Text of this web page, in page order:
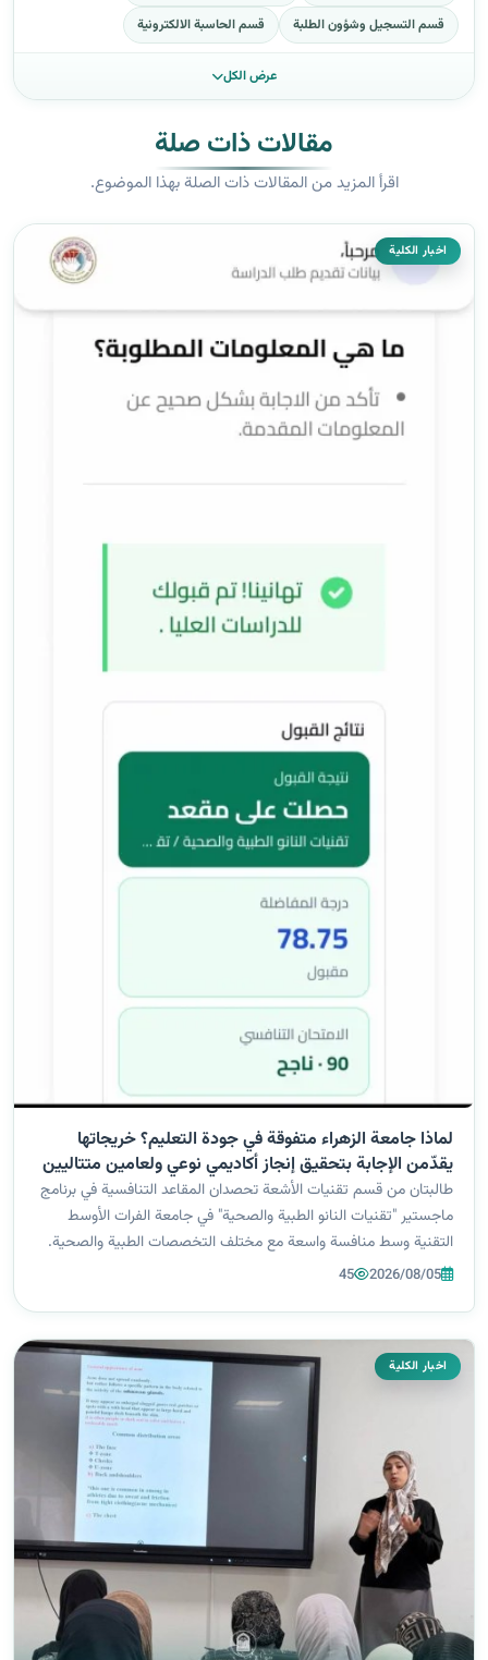
قسم التسجيل وشؤون الطلبة
قسم الحاسبة الالكترونية
عرض الكل
مقالات ذات صلة
اقرأ المزيد من المقالات ذات الصلة بهذا الموضوع.
اخبار الكلية
لماذا جامعة الزهراء متفوقة في جودة التعليم؟ خريجاتها
يقدّمن الإجابة بتحقيق إنجاز أكاديمي نوعي ولعامين متتاليين
.
طالبتان من قسم تقنيات الأشعة تحصدان المقاعد التنافسية في برنامج
ماجستير "تقنيات النانو الطبية والصحية" في جامعة الفرات الأوسط
التقنية وسط منافسة واسعة مع مختلف التخصصات الطبية والصحية.
حين تتفوق خريجات الجامعة على أوائل خريجي كليات الطب العام،
2026/08/05
45
اخبار الكلية